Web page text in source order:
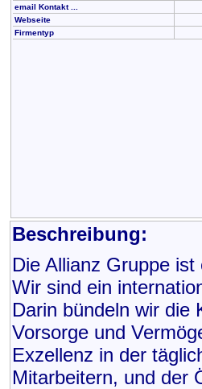
email Kontakt ...
Webseite
Firmentyp
Beschreibung:
Die Allianz Gruppe
Wir sind ein
Darin bündeln wir die
Vorsorge und
Exzellenz in der
Mitarbeitern, und der